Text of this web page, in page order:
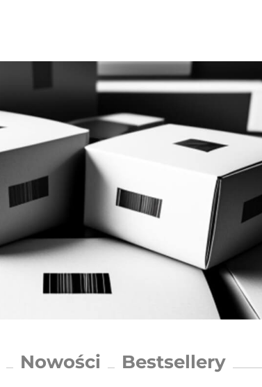
Nowości Bestsellery